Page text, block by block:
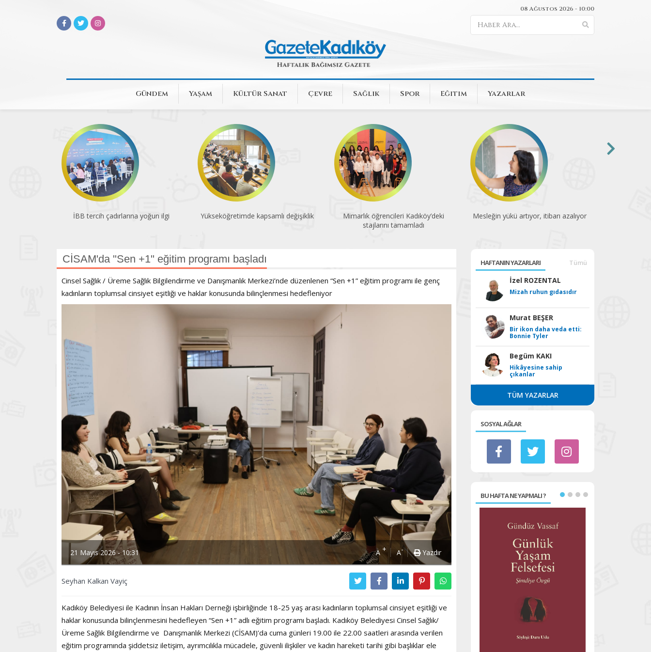
08 Ağustos 2026 - 10:00
Gündem Yaşam Kültür Sanat Çevre Sağlık Spor Eğitim Yazarlar
İBB tercih çadırlarına yoğun ilgi Yükseköğretimde kapsamlı değişiklik
Mimarlık öğrencileri Kadıköy’deki
stajlarını tamamladı
Mesleğin yükü artıyor, itibarı azalıyor
CİSAM'da "Sen +1" eğitim programı başladı
Cinsel Sağlık / Üreme Sağlık Bilgilendirme ve Danışmanlık Merkezi’nde düzenlenen “Sen +1” eğitim programı ile genç
kadınların toplumsal cinsiyet eşitliği ve haklar konusunda bilinçlenmesi hedefleniyor
21 Mayıs 2026 - 10:31 A + A- Yazdır
Seyhan Kalkan Vayiç
Kadıköy Belediyesi ile Kadının İnsan Hakları Derneği işbirliğinde 18-25 yaş arası kadınların toplumsal cinsiyet eşitliği ve
haklar konusunda bilinçlenmesini hedefleyen “Sen +1” adlı eğitim programı başladı. Kadıköy Belediyesi Cinsel Sağlık/
Üreme Sağlık Bilgilendirme ve Danışmanlık Merkezi (CİSAM)’da cuma günleri 19.00 ile 22.00 saatleri arasında verilen
eğitim programında şiddetsiz iletişim, ayrımcılıkla mücadele, güvenli ilişkiler ve kadın hareketi tarihi gibi başlıklar ele
HAFTANIN YAZARLARI Tümü
İzel ROZENTAL
Mizah ruhun gıdasıdır
Murat BEŞER
Bir ikon daha veda etti:
Bonnie Tyler
Begüm KAKI
Hikâyesine sahip
çıkanlar
TÜM YAZARLAR
SOSYAL AĞLAR
BU HAFTA NE YAPMALI ?